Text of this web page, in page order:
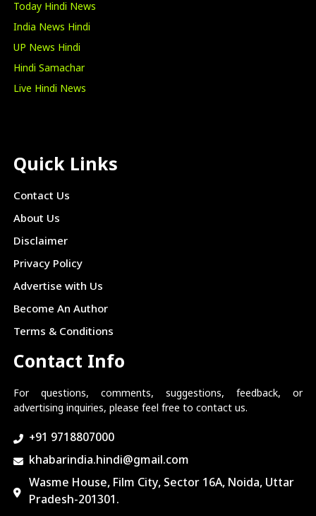
Today Hindi News
India News Hindi
UP News Hindi
Hindi Samachar
Live Hindi News
Quick Links
Contact Us
About Us
Disclaimer
Privacy Policy
Advertise with Us
Become An Author
Terms & Conditions
Contact Info
For questions, comments, suggestions, feedback, or
advertising inquiries, please feel free to contact us.
+91 9718807000
khabarindia.hindi@gmail.com
Wasme House, Film City, Sector 16A, Noida, Uttar
Pradesh-201301.